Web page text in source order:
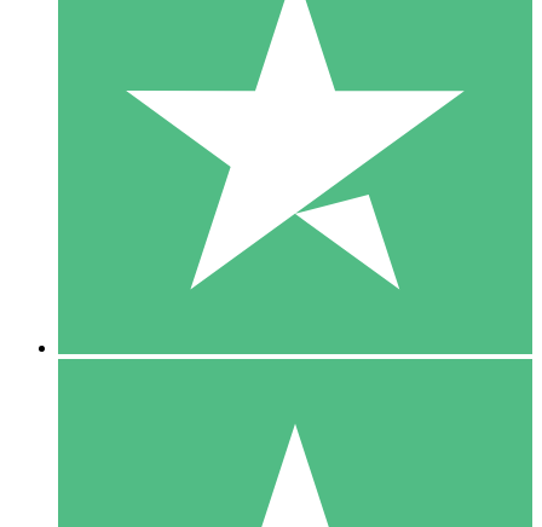
Individuelle Credit-Pakete
Zahlen Sie nach Bedarf mit Download-Credits. Keine
monatliche Verpflichtung erforderlich.
10 00
10 Downloads
20 00